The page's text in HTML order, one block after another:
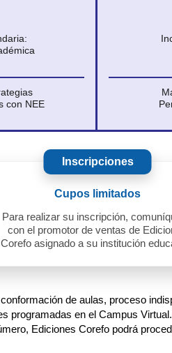
con NEE
Inscripciones
Cupos limitados
Para realizar su inscripción,
con el promotor de ventas de
Corefo asignado a su institución
de aulas, proceso
en el Campus
Ediciones Corefo podrá